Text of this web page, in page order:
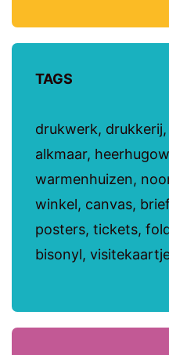
TAGS
drukwerk,
alkmaar,
warmenhuizen,
winkel, canvas,
posters, tickets,
bisonyl,